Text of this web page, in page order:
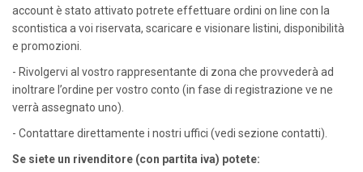
account è stato attivato potrete effettuare ordini on line con la
scontistica a voi riservata, scaricare e visionare listini, disponibilità
e promozioni.
- Rivolgervi al vostro rappresentante di zona che provvederà ad
inoltrare l’ordine per vostro conto (in fase di registrazione ve ne
verrà assegnato uno).
- Contattare direttamente i nostri uffici (vedi sezione contatti).
Se siete un rivenditore (con partita iva) potete: